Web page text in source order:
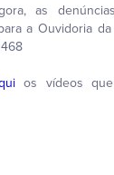
as
a Ouvidoria da
os vídeos que